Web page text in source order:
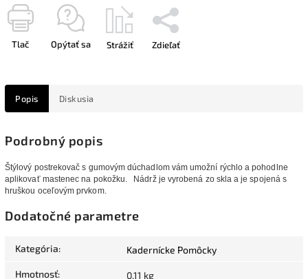
Tlač Opýtať sa Strážiť Zdieľať
Popis Diskusia
Podrobný popis
Štýlový postrekovač s gumovým dúchadlom vám umožní rýchlo a pohodlne
aplikovať mastenec na pokožku.
Nádrž je vyrobená zo skla a je spojená s
hruškou oceľovým prvkom.
Dodatočné parametre
Kategória: Kadernícke Pomôcky
Hmotnosť: 0.11 kg